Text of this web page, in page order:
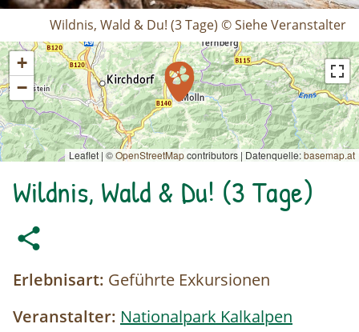
Wildnis, Wald & Du! (3 Tage) © Siehe Veranstalter
+
−
Leaflet | ©OpenStreetMapcontributors | Datenquelle:basemap.at
Wildnis, Wald & Du! (3 Tage)
Erlebnisart: Geführte Exkursionen
Veranstalter: Nationalpark Kalkalpen